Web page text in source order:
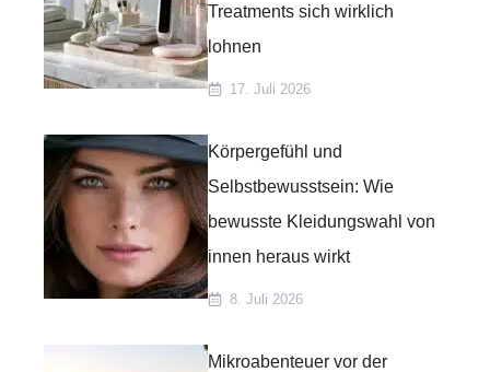
Treatments sich wirklich
lohnen
17. Juli 2026
Körpergefühl und
Selbstbewusstsein: Wie
bewusste Kleidungswahl von
innen heraus wirkt
8. Juli 2026
Mikroabenteuer vor der